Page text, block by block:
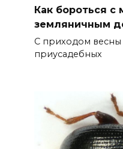
Как бороться с
земляничным
С приходом весны
приусадебных